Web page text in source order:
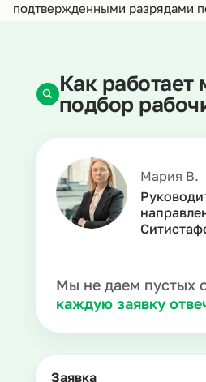
подтвержденными разрядами
Мария В.
Мы не даем пустых
каждую заявку
Как работает
подбор
Заявка